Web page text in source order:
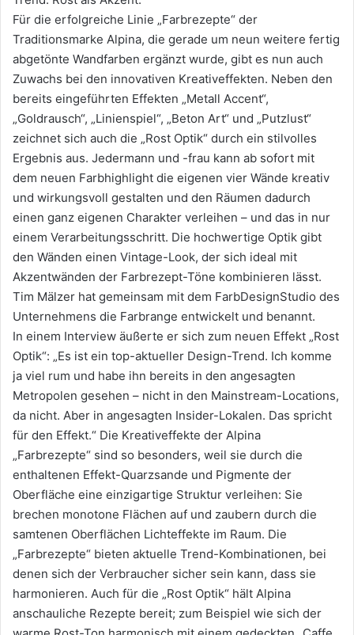
Für die erfolgreiche Linie „Farbrezepte“ der
Traditionsmarke Alpina, die gerade um neun weitere fertig
abgetönte Wandfarben ergänzt wurde, gibt es nun auch
Zuwachs bei den innovativen Kreativeffekten. Neben den
bereits eingeführten Effekten „Metall Accent“,
„Goldrausch“, „Linienspiel“, „Beton Art“ und „Putzlust“
zeichnet sich auch die „Rost Optik“ durch ein stilvolles
Ergebnis aus. Jedermann und -frau kann ab sofort mit
dem neuen Farbhighlight die eigenen vier Wände kreativ
und wirkungsvoll gestalten und den Räumen dadurch
einen ganz eigenen Charakter verleihen – und das in nur
einem Verarbeitungsschritt. Die hochwertige Optik gibt
den Wänden einen Vintage-Look, der sich ideal mit
Akzentwänden der Farbrezept-Töne kombinieren lässt.
Tim Mälzer hat gemeinsam mit dem FarbDesignStudio des
Unternehmens die Farbrange entwickelt und benannt.
In einem Interview äußerte er sich zum neuen Effekt „Rost
Optik“: „Es ist ein top-aktueller Design-Trend. Ich komme
ja viel rum und habe ihn bereits in den angesagten
Metropolen gesehen – nicht in den Mainstream-Locations,
da nicht. Aber in angesagten Insider-Lokalen. Das spricht
für den Effekt.“ Die Kreativeffekte der Alpina
„Farbrezepte“ sind so besonders, weil sie durch die
enthaltenen Effekt-Quarzsande und Pigmente der
Oberfläche eine einzigartige Struktur verleihen: Sie
brechen monotone Flächen auf und zaubern durch die
samtenen Oberflächen Lichteffekte im Raum. Die
„Farbrezepte“ bieten aktuelle Trend-Kombinationen, bei
denen sich der Verbraucher sicher sein kann, dass sie
harmonieren. Auch für die „Rost Optik“ hält Alpina
anschauliche Rezepte bereit; zum Beispiel wie sich der